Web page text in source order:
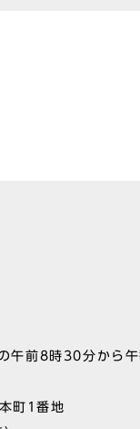
午前8時30分から
町1番地